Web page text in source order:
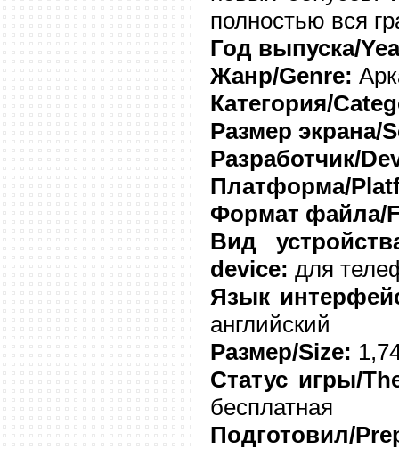
полностью вся
Год выпуска/
Жанр/Genre:
Категория/
Размер экрана/
Разработчик/
Платформа/
Формат файла/
Вид
device: для
Язык
английский
Размер/Size:
Статус игры/
бесплатная
Подготовил/